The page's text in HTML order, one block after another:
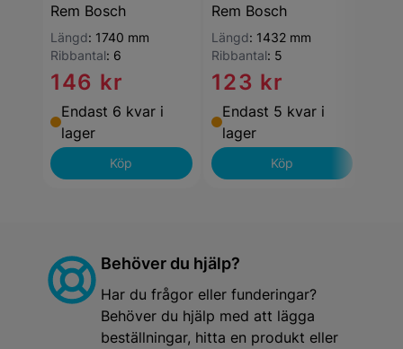
Rem Bosch
Längd: 1740 mm
Ribbantal: 6
146 kr
Endast 6 kvar i
lager
Köp
Rem Bosch
Längd: 1432 mm
Ribbantal: 5
123 kr
Endast 5 kvar i
lager
Köp
Behöver du hjälp?
Har du frågor eller funderingar?
Behöver du hjälp med att lägga
beställningar, hitta en produkt eller